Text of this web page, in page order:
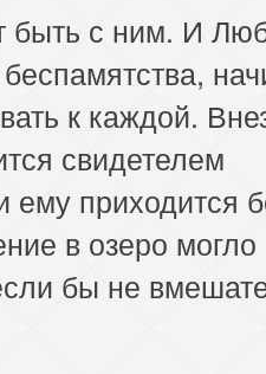
быть с ним. И
к каждой.
свидетелем
ему приходится
в озеро могло
бы не